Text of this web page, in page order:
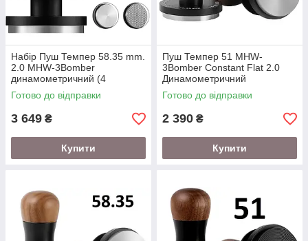
Набір Пуш Темпер 58.35 mm.
2.0 MHW-3Bomber
динамометричний (4
насадки)
Готово до відправки
3 649 ₴
Купити
Пуш Темпер 51 MHW-
3Bomber Constant Flat 2.0
Динамометричний
Готово до відправки
2 390 ₴
Купити